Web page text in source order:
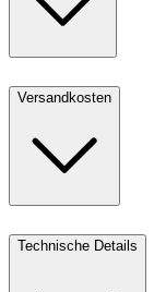
Versandkosten
Technische Details